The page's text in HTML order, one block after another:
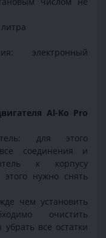
электронный
Al-Ko Pro
для этого
соединения и
к корпусу
нужно снять
чем установить
очистить
все остатки